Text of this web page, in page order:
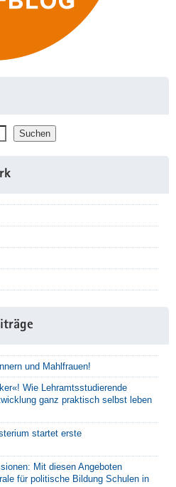
Suchen
und Mahlfrauen!
Wie Lehramtsstudierende
ganz praktisch selbst leben
startet erste
Mit diesen Angeboten
für politische Bildung Schulen in